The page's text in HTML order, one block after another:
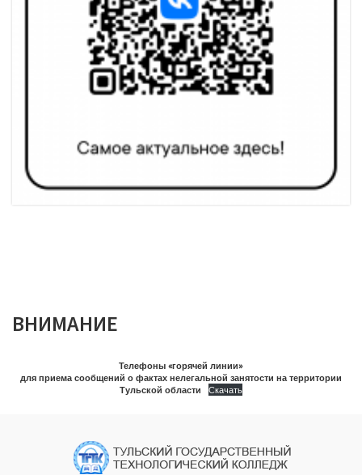
ВНИМАНИЕ
Телефоны «горячей линии»
для приема сообщений о фактах нелегальной занятости на территории
Тульской области
Скачать